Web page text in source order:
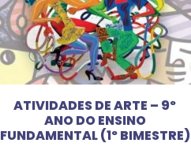
ATIVIDADES DE ARTE – 9º
ANO DO ENSINO
FUNDAMENTAL (1º BIMESTRE)